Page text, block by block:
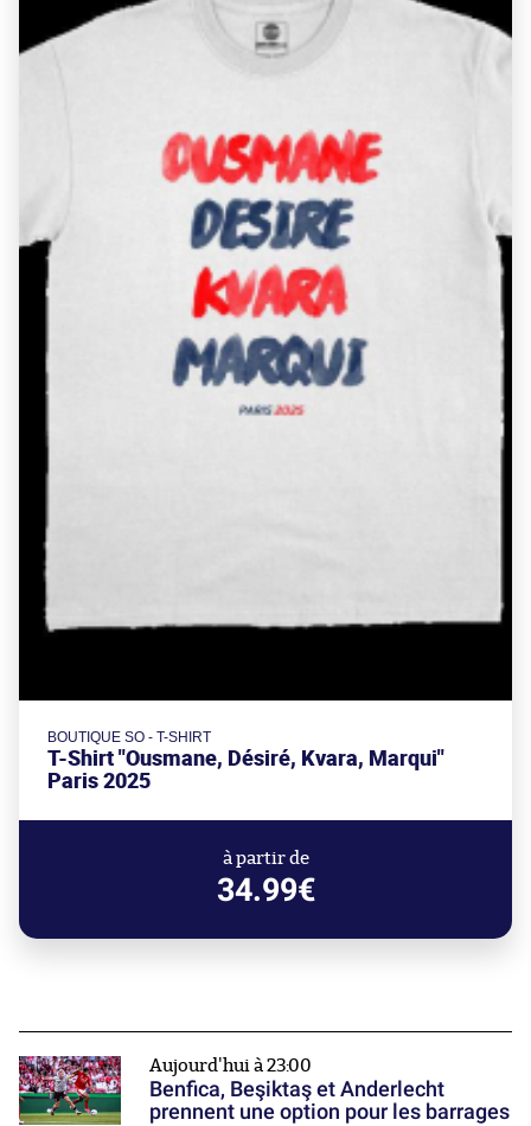
BOUTIQUE SO - T-SHIRT
T-Shirt "Ousmane, Désiré, Kvara, Marqui"
Paris 2025
à partir de
34.99€
Aujourd'hui à 23:00
Benfica, Beşiktaş et Anderlecht
prennent une option pour les barrages